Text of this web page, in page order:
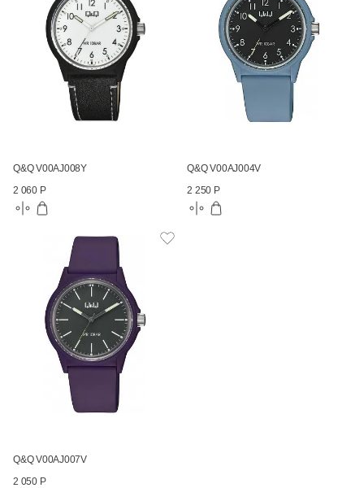
Q&Q V00AJ008Y
2 060 Р
Q&Q V00AJ004V
2 250 Р
Q&Q V00AJ007V
2 050 Р